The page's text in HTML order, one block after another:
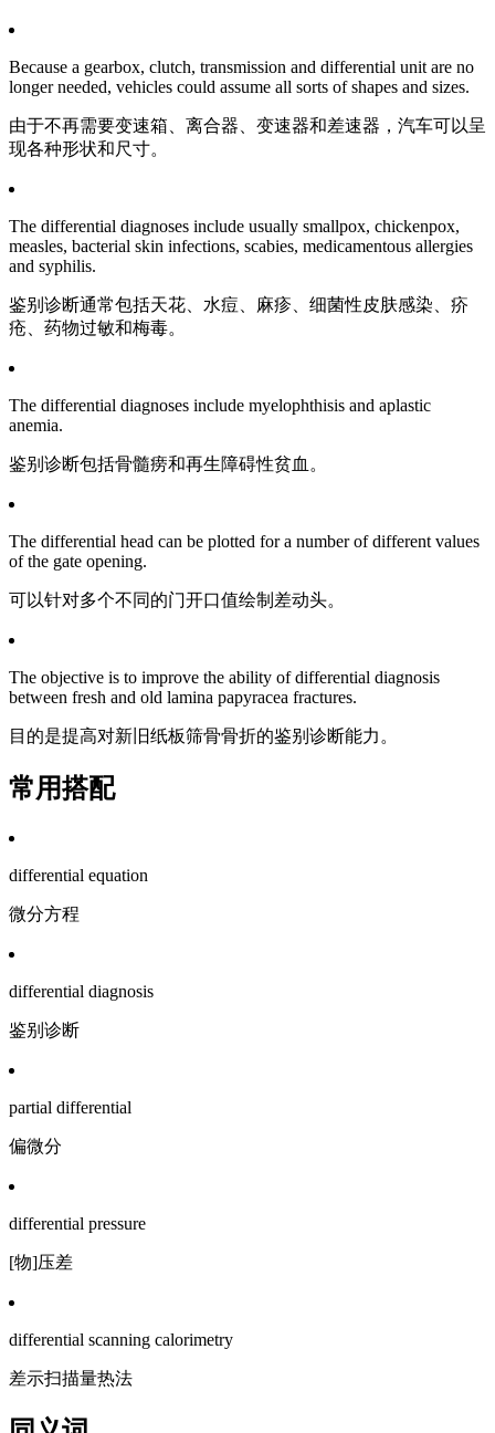
Because a gearbox, clutch, transmission and differential unit are no
longer needed, vehicles could assume all sorts of shapes and sizes.
由于不再需要变速箱、离合器、变速器和差速器，汽车可以呈
现各种形状和尺寸。
The differential diagnoses include usually smallpox, chickenpox,
measles, bacterial skin infections, scabies, medicamentous allergies
and syphilis.
鉴别诊断通常包括天花、水痘、麻疹、细菌性皮肤感染、疥
疮、药物过敏和梅毒。
The differential diagnoses include myelophthisis and aplastic
anemia.
鉴别诊断包括骨髓痨和再生障碍性贫血。
The differential head can be plotted for a number of different values
of the gate opening.
可以针对多个不同的门开口值绘制差动头。
The objective is to improve the ability of differential diagnosis
between fresh and old lamina papyracea fractures.
目的是提高对新旧纸板筛骨骨折的鉴别诊断能力。
常用搭配
differential equation
微分方程
differential diagnosis
鉴别诊断
partial differential
偏微分
differential pressure
[物]压差
differential scanning calorimetry
差示扫描量热法